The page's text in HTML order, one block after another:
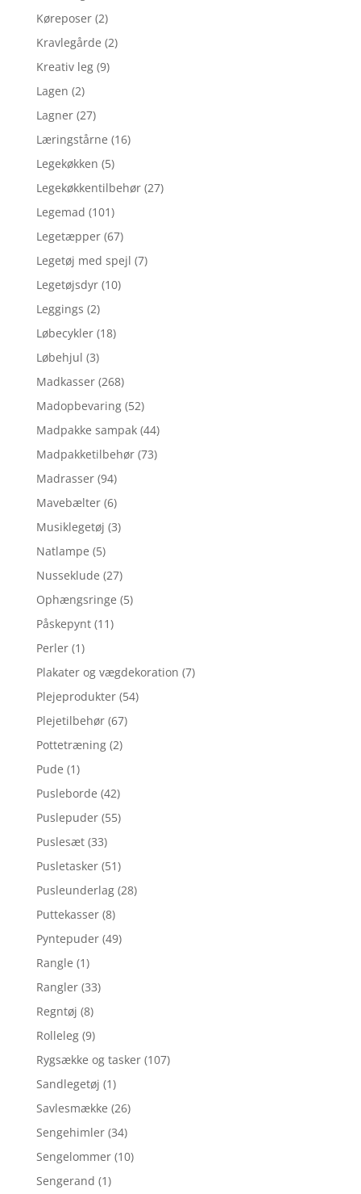
Køreposer (2)
Kravlegårde (2)
Kreativ leg (9)
Lagen (2)
Lagner (27)
Læringstårne (16)
Legekøkken (5)
Legekøkkentilbehør (27)
Legemad (101)
Legetæpper (67)
Legetøj med spejl (7)
Legetøjsdyr (10)
Leggings (2)
Løbecykler (18)
Løbehjul (3)
Madkasser (268)
Madopbevaring (52)
Madpakke sampak (44)
Madpakketilbehør (73)
Madrasser (94)
Mavebælter (6)
Musiklegetøj (3)
Natlampe (5)
Nusseklude (27)
Ophængsringe (5)
Påskepynt (11)
Perler (1)
Plakater og vægdekoration (7)
Plejeprodukter (54)
Plejetilbehør (67)
Pottetræning (2)
Pude (1)
Pusleborde (42)
Puslepuder (55)
Puslesæt (33)
Pusletasker (51)
Pusleunderlag (28)
Puttekasser (8)
Pyntepuder (49)
Rangle (1)
Rangler (33)
Regntøj (8)
Rolleleg (9)
Rygsække og tasker (107)
Sandlegetøj (1)
Savlesmække (26)
Sengehimler (34)
Sengelommer (10)
Sengerand (1)